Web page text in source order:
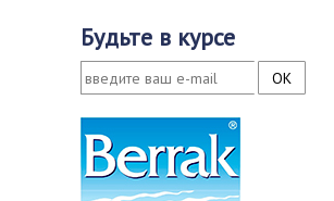
будьте в курсе